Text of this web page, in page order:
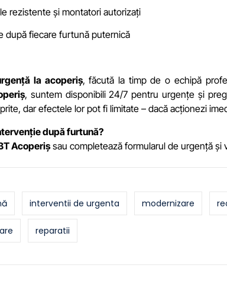
rezistente și montatori autorizați
după fiecare furtună puternică
la acoperiș, făcută la timp de o echipă
, suntem disponibili 24/7 pentru urgențe și
dar efectele lor pot fi limitate – dacă acționezi
după furtună?
Acoperișsau completează formularul de urgență și
interventii de urgenta modernizare
reparatii